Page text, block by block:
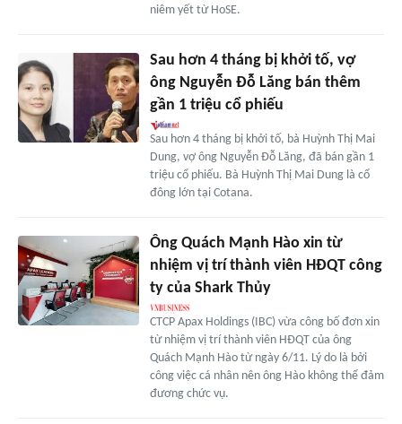
niêm yết từ HoSE.
Sau hơn 4 tháng bị khởi tố, vợ
ông Nguyễn Đỗ Lăng bán thêm
gần 1 triệu cổ phiếu
Sau hơn 4 tháng bị khởi tố, bà Huỳnh Thị Mai
Dung, vợ ông Nguyễn Đỗ Lăng, đã bán gần 1
triệu cổ phiếu. Bà Huỳnh Thị Mai Dung là cổ
đông lớn tại Cotana.
Ông Quách Mạnh Hào xin từ
nhiệm vị trí thành viên HĐQT công
ty của Shark Thủy
CTCP Apax Holdings (IBC) vừa công bố đơn xin
từ nhiệm vị trí thành viên HĐQT của ông
Quách Mạnh Hào từ ngày 6/11. Lý do là bởi
công việc cá nhân nên ông Hào không thể đảm
đương chức vụ.